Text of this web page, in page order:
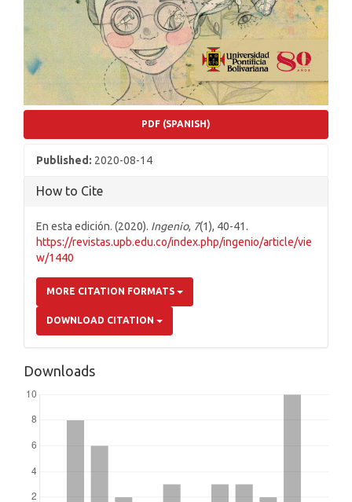
PDF (SPANISH)
Published: 2020-08-14
How to Cite
En esta edición. (2020). Ingenio, 7(1), 40-41.
https://revistas.upb.edu.co/index.php/ingenio/article/vie
w/1440
MORE CITATION FORMATS
DOWNLOAD CITATION
Downloads